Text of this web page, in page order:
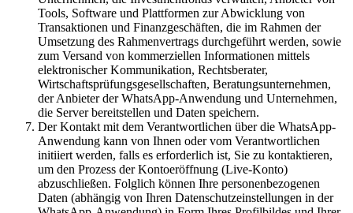
Tools, Software und Plattformen zur Abwicklung von
Transaktionen und Finanzgeschäften, die im Rahmen der
Umsetzung des Rahmenvertrags durchgeführt werden, sowie
zum Versand von kommerziellen Informationen mittels
elektronischer Kommunikation, Rechtsberater,
Wirtschaftsprüfungsgesellschaften, Beratungsunternehmen,
der Anbieter der WhatsApp-Anwendung und Unternehmen,
die Server bereitstellen und Daten speichern.
Der Kontakt mit dem Verantwortlichen über die WhatsApp-
Anwendung kann von Ihnen oder vom Verantwortlichen
initiiert werden, falls es erforderlich ist, Sie zu kontaktieren,
um den Prozess der Kontoeröffnung (Live-Konto)
abzuschließen. Folglich können Ihre personenbezogenen
Daten (abhängig von Ihren Datenschutzeinstellungen in der